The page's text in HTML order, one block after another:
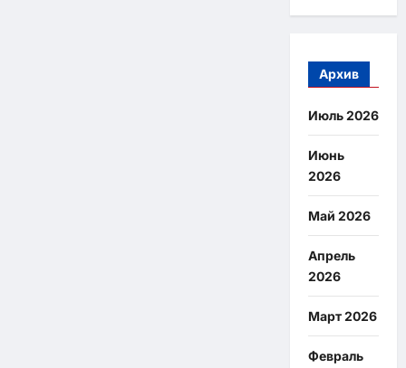
Архив
Июль 2026
Июнь
2026
Май 2026
Апрель
2026
Март 2026
Февраль